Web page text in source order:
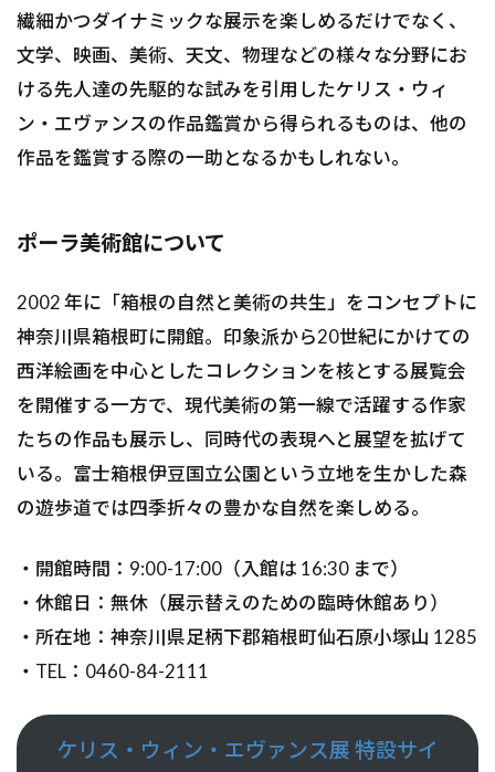
繊細かつダイナミックな展示を楽しめるだけでなく、
文学、映画、美術、天文、物理などの様々な分野にお
ける先人達の先駆的な試みを引用したケリス・ウィ
ン・エヴァンスの作品鑑賞から得られるものは、他の
作品を鑑賞する際の一助となるかもしれない。
ポーラ美術館について
2002 年に「箱根の自然と美術の共生」をコンセプトに
神奈川県箱根町に開館。印象派から20世紀にかけての
西洋絵画を中心としたコレクションを核とする展覧会
を開催する一方で、現代美術の第一線で活躍する作家
たちの作品も展示し、同時代の表現へと展望を拡げて
いる。富士箱根伊豆国立公園という立地を生かした森
の遊歩道では四季折々の豊かな自然を楽しめる。
・開館時間：9:00-17:00（入館は 16:30 まで）
・休館⽇：無休（展⽰替えのための臨時休館あり）
・所在地：神奈川県⾜柄下郡箱根町仙⽯原⼩塚⼭ 1285
・TEL：0460-84-2111
ケリス・ウィン・エヴァンス展 特設サイ